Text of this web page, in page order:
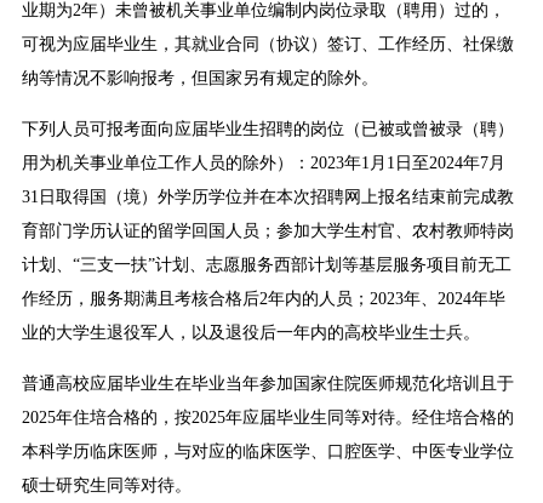
业期为2年）未曾被机关事业单位编制内岗位录取（聘用）过的，
可视为应届毕业生，其就业合同（协议）签订、工作经历、社保缴
纳等情况不影响报考，但国家另有规定的除外。
下列人员可报考面向应届毕业生招聘的岗位（已被或曾被录（聘）
用为机关事业单位工作人员的除外）：2023年1月1日至2024年7月
31日取得国（境）外学历学位并在本次招聘网上报名结束前完成教
育部门学历认证的留学回国人员；参加大学生村官、农村教师特岗
计划、“三支一扶”计划、志愿服务西部计划等基层服务项目前无工
作经历，服务期满且考核合格后2年内的人员；2023年、2024年毕
业的大学生退役军人，以及退役后一年内的高校毕业生士兵。
普通高校应届毕业生在毕业当年参加国家住院医师规范化培训且于
2025年住培合格的，按2025年应届毕业生同等对待。经住培合格的
本科学历临床医师，与对应的临床医学、口腔医学、中医专业学位
硕士研究生同等对待。